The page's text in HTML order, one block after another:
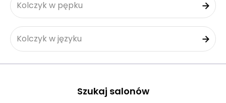
Kolczyk w pępku
Kolczyk w języku
Szukaj salonów